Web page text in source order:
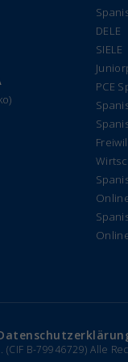
DELE
SIELE
PCE
(CIF B-79946729) Alle